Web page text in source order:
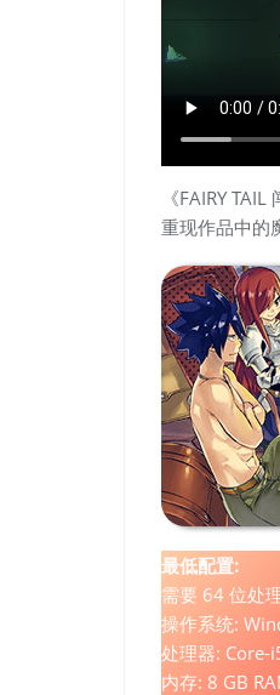
《FAIRY
重现作品中的
最低配置:
需要 64 位处
操作系统:
处理器: Core-
内存: 8 GB